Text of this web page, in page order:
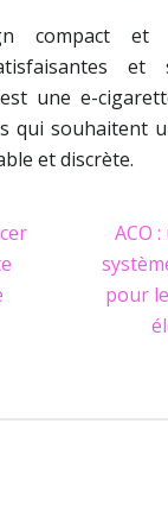
compact et
et
est une e-
qui souhaitent
et discrète.
ACO
pour